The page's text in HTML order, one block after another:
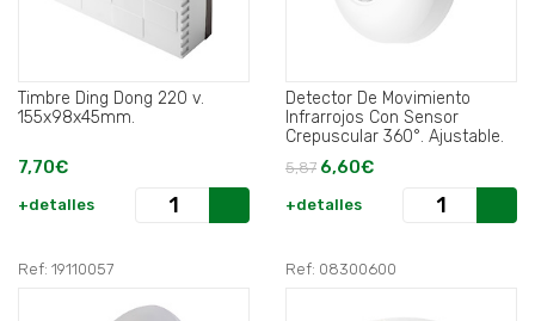
Timbre Ding Dong 220 v.
155x98x45mm.
7,70€
+detalles
Detector De Movimiento
Infrarrojos Con Sensor
Crepuscular 360°. Ajustable.
5,87 6,60€
+detalles
Ref: 19110057 Ref: 08300600